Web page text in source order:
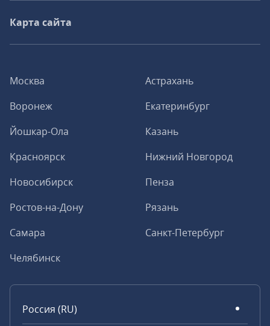
Москва
Астрахань
Воронеж
Екатеринбург
Йошкар-Ола
Казань
Красноярск
Нижний Новгород
Новосибирск
Пенза
Ростов-на-Дону
Рязань
Самара
Санкт-Петербург
Челябинск
Россия (RU)
Карта сайта